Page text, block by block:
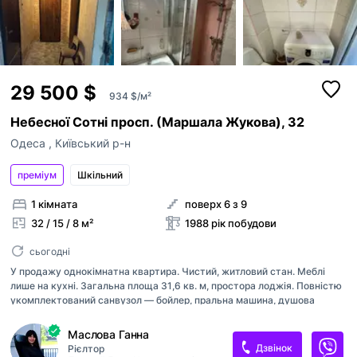
29 500 $ 934 $/м²
Небесної Сотні просп. (Маршала Жукова), 32
Одеса , Київський р-н
преміум Шкільний
1 кімната
32 / 15 / 8 м²
поверх 6 з 9
1988 рік побудови
сьогодні
У продажу однокімнатна квартира. Чистий, житловий стан. Меблі
лише на кухні. Загальна площа 31,6 кв. м, простора лоджія. Повністю
укомплектований санвузол — бойлер, пральна машина, душова
ремонту (видно на ФОТО). Будинок знаходиться на проспекті
Небесної Сотні, неподалік від ЖМ «Райдужний». Просторе, зелене
Маслова Ганна
Рієлтор
Дзвінок